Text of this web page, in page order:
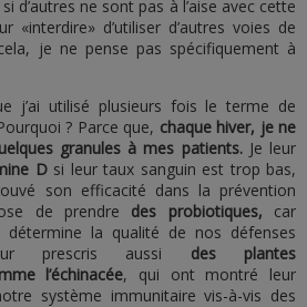
d’autres ne sont pas à l’aise avec cette
«interdire» d’utiliser d’autres voies de
je ne pense pas spécifiquement à
j’ai utilisé plusieurs fois le terme de
? Parce que, chaque hiver, je ne
granules à mes patients.Je leur
Dsi leur taux sanguin est trop bas,
son efficacité dans la prévention
de prendre des probiotiques, car
détermine la qualité de nos défenses
prescris aussi des plantes
l’échinacée, qui ont montré leur
système immunitaire vis-à-vis des